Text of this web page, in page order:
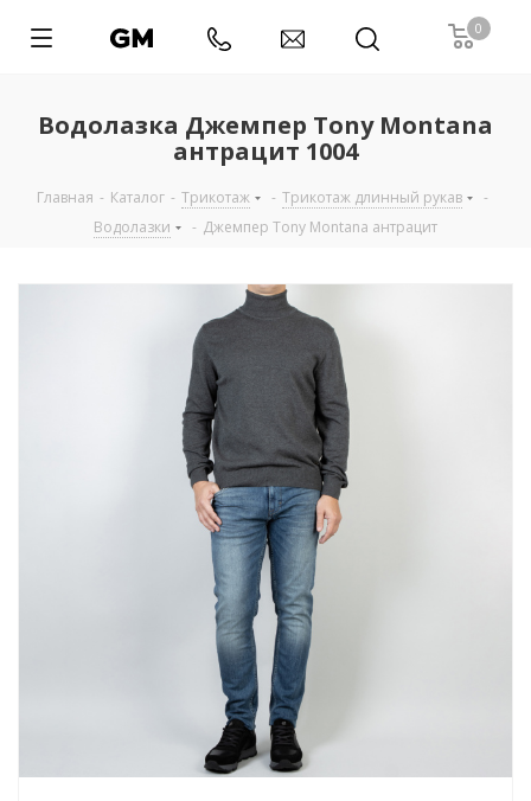
0
Водолазка Джемпер Tony Montana
антрацит 1004
Главная - Каталог - Трикотаж - Трикотаж длинный рукав
-
Водолазки
- Джемпер Tony Montana антрацит